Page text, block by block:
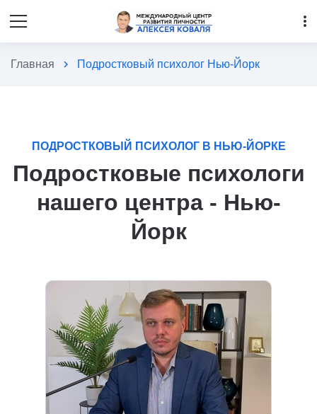
more_vert
Главная chevron_right Подростковый психолог Нью-Йорк
ПОДРОСТКОВЫЙ ПСИХОЛОГ В НЬЮ-ЙОРКЕ
Подростковые психологи
нашего центра - Нью-
Йорк